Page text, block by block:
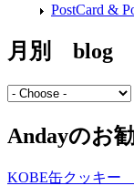
PostCard &
月別 blog
Andayのお
KOBE缶クッキー